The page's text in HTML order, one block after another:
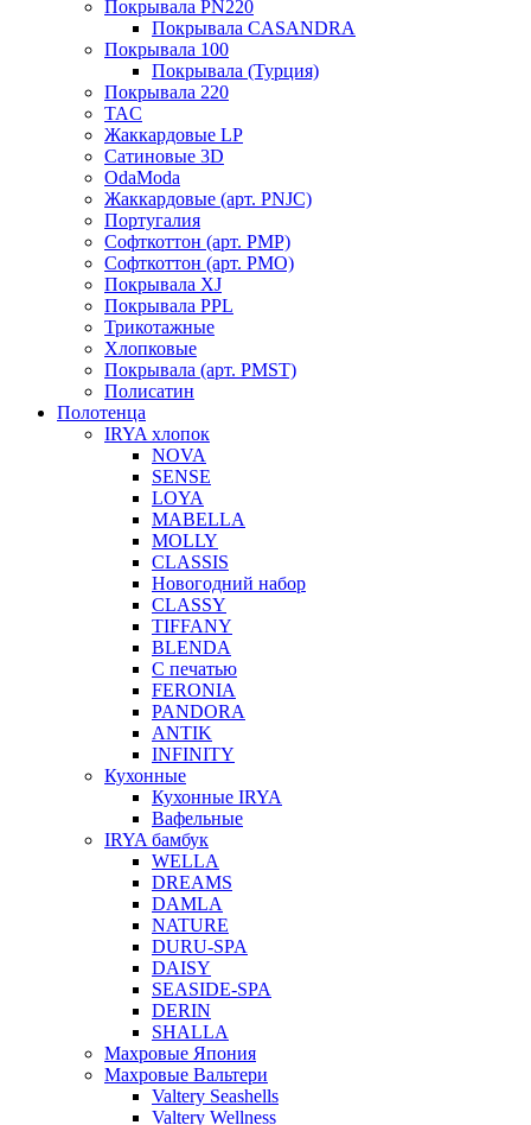
Покрывала PN220
Покрывала CASANDRA
Покрывала 100
Покрывала (Турция)
Покрывала 220
TAC
Жаккардовые LP
Сатиновые 3D
OdaModa
Жаккардовые (арт. PNJC)
Португалия
Софткоттон (арт. PMP)
Софткоттон (арт. PMO)
Покрывала XJ
Покрывала PPL
Трикотажные
Хлопковые
Покрывала (арт. PMST)
Полисатин
Полотенца
IRYA хлопок
NOVA
SENSE
LOYA
MABELLA
MOLLY
CLASSIS
Новогодний набор
CLASSY
TIFFANY
BLENDA
С печатью
FERONIA
PANDORA
ANTIK
INFINITY
Кухонные
Кухонные IRYA
Вафельные
IRYA бамбук
WELLA
DREAMS
DAMLA
NATURE
DURU-SPA
DAISY
SEASIDE-SPA
DERIN
SHALLA
Махровые Япония
Махровые Вальтери
Valtery Seashells
Valtery Wellness